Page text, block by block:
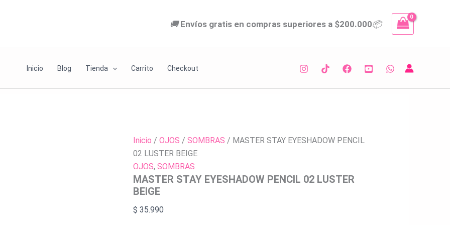
🚚Envíos gratis en compras superiores a $200.000📦
Inicio Blog Tienda Carrito Checkout
Inicio / OJOS / SOMBRAS / MASTER STAY EYESHADOW PENCIL
02 LUSTER BEIGE
OJOS, SOMBRAS
MASTER STAY EYESHADOW PENCIL 02 LUSTER
BEIGE
$ 35.990
EYESHADOW
BEIGE